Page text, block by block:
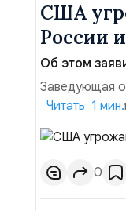
США
России
Об этом
Заведующая
лидера
совместных с
обманчивую
о
Читать 1 мин.
0